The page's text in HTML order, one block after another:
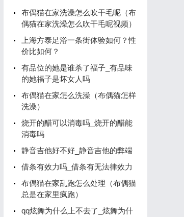
布偶猫在家洗澡怎么吹干毛呢（布
偶猫在家洗澡怎么吹干毛呢视频）
上海方泰足浴一条街体验如何？性
价比如何？
有品位的她是谁杀了福子_有品味
的她福子是坏女人吗
布偶猫在家怎么洗澡（布偶猫怎样
洗澡）
烧开的醋可以消毒吗_烧开的醋能
消毒吗
静音吉他好不好_静音吉他的弊端
借条有效力吗_借条有无法律效力
布偶猫在家乱跑怎么处理（布偶猫
总是在家里疯跑）
qq炫舞为什么上不去了_炫舞为什